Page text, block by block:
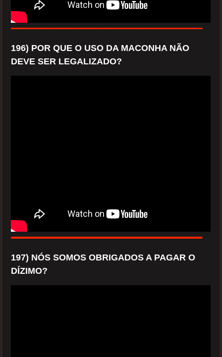
196) POR QUE O USO DA MACONHA NÃO
DEVE SER LEGALIZADO?
197) NÓS SOMOS OBRIGADOS A PAGAR O
DÍZIMO?